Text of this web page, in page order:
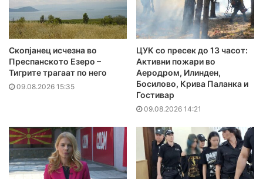
Скопјанец исчезна во
Преспанското Езеро –
Тигрите трагаат по него
09.08.2026 15:35
ЦУК со пресек до 13 часот:
Активни пожари во
Аеродром, Илинден,
Босилово, Крива Паланка и
Гостивар
09.08.2026 14:21